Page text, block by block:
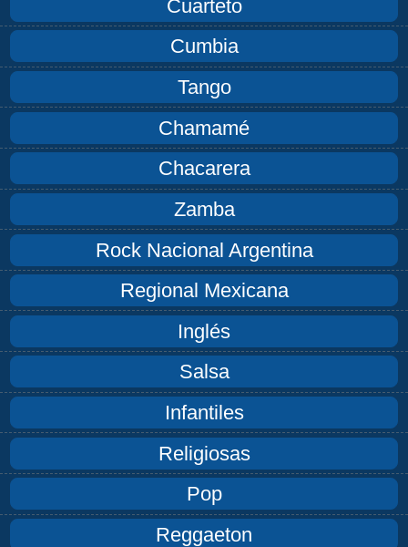
Cuarteto
Cumbia
Tango
Chamamé
Chacarera
Zamba
Rock Nacional Argentina
Regional Mexicana
Inglés
Salsa
Infantiles
Religiosas
Pop
Reggaeton